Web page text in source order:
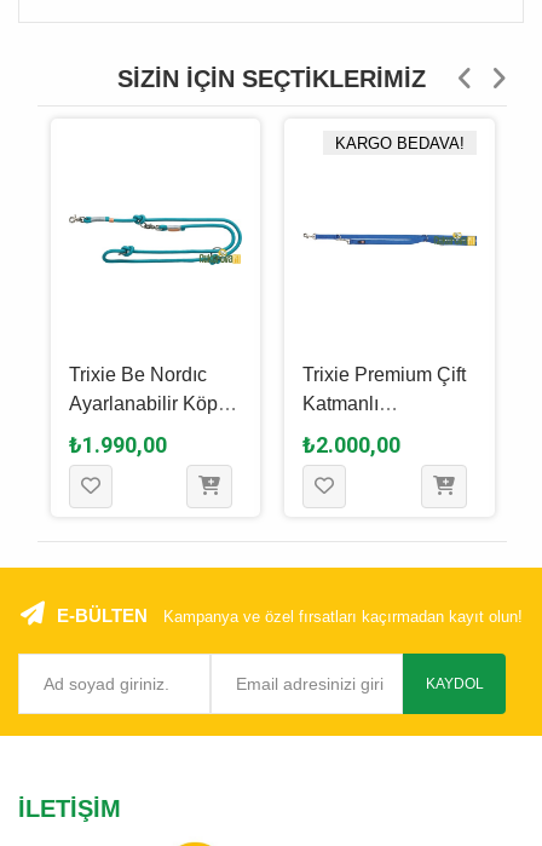
SIZIN İÇIN SEÇTIKLERIMIZ
Trixie Be Nordıc
Ayarlanabilir Köpek
Gezdirme Kayışı L -
XL, Petrol Mavisi -
Açık Gri, 2 M x 13
₺1.990,00
KARGO BEDAVA!
Trixie Premium Çift
Katmanlı
Ayarlanabilir Köpek
Gezdirme Kayışı M -
L, Laciverti, 2 M x
₺2.000,00
E-BÜLTEN Kampanya ve özel fırsatları kaçırmadan kayıt olun!
KAYDOL
İLETIŞIM